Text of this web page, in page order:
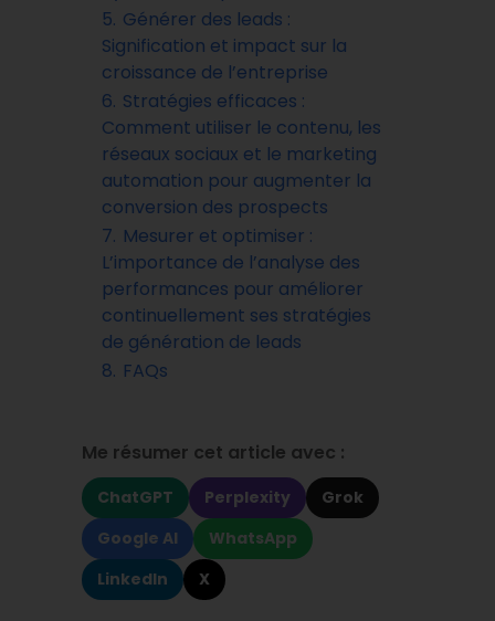
5. Générer des leads :
Signification et impact sur la
croissance de l’entreprise
6. Stratégies efficaces :
Comment utiliser le contenu, les
réseaux sociaux et le marketing
automation pour augmenter la
conversion des prospects
7. Mesurer et optimiser :
L’importance de l’analyse des
performances pour améliorer
continuellement ses stratégies
de génération de leads
8. FAQs
Me résumer cet article avec :
ChatGPT Perplexity
Grok
Google AI
WhatsApp
LinkedIn
X